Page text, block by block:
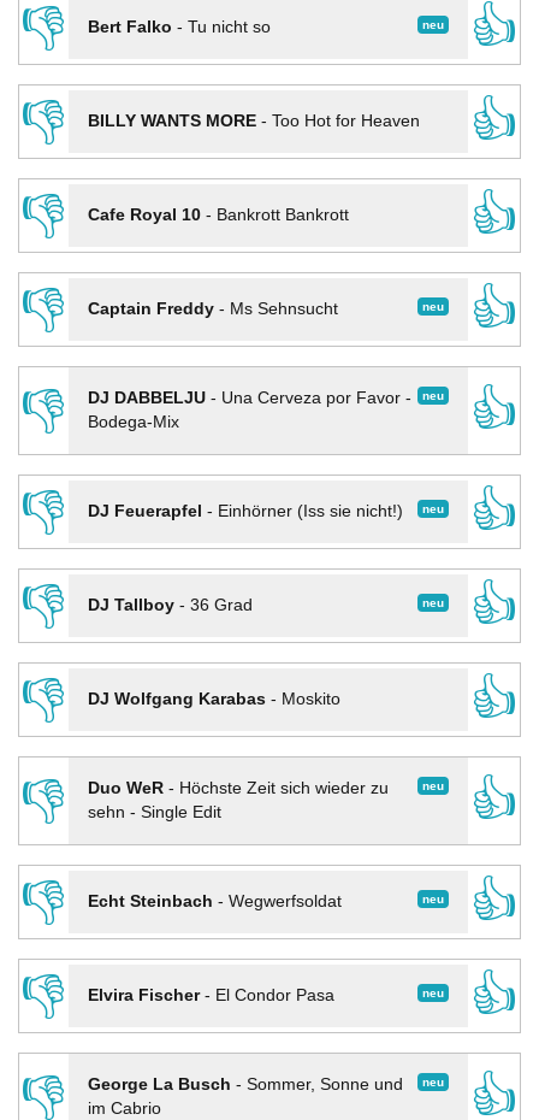
👎
neu
Bert Falko - Tu nicht so
👍
👎
BILLY WANTS MORE- Too Hot for Heaven
👍
👎
Cafe Royal 10- Bankrott Bankrott
👍
👎
neu
Captain Freddy- Ms Sehnsucht
👍
👎
neu
DJ DABBELJU- Una Cerveza por Favor -
Bodega-Mix
👍
👎
neu
DJ Feuerapfel - Einhörner (Iss sie nicht!)
👍
👎
neu
DJ Tallboy- 36 Grad
👍
👎
DJ Wolfgang Karabas- Moskito
👍
👎
neu
Duo WeR- Höchste Zeit sich wieder zu
sehn - Single Edit
👍
👎
neu
Echt Steinbach - Wegwerfsoldat
👍
👎
neu
Elvira Fischer- El Condor Pasa
👍
👎
neu
George La Busch - Sommer, Sonne und
im Cabrio
👍